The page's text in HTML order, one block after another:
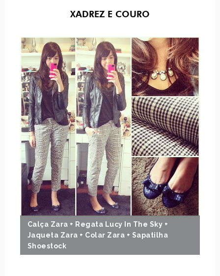
XADREZ E COURO
Calça Zara + Regata Lucy In The Sky +
Jaqueta Zara + Colar Zara + Sapatilha
Shoestock